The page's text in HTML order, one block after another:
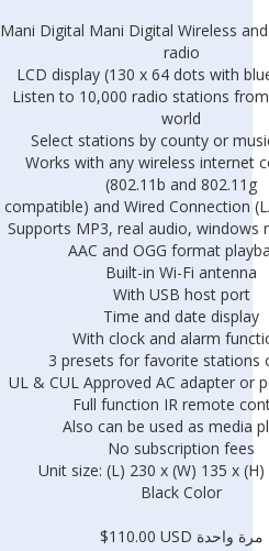
Mani Digital Mani Digital Wireless
radio
LCD display (130 x 64 dots with
Listen to 10,000 radio stations
world
Select stations by county or
Works with any wireless internet
(802.11b and 802.11g
compatible) and Wired Connection
Supports MP3, real audio, windows
AAC and OGG format
Built-in Wi-Fi antenna
With USB host port
Time and date display
With clock and alarm
3 presets for favorite stations
UL & CUL Approved AC adapter or
Full function IR remote
Also can be used as media
No subscription fees
Unit size: (L) 230 x (W) 135 x
Black Color
$110.00 USD مرة واحدة